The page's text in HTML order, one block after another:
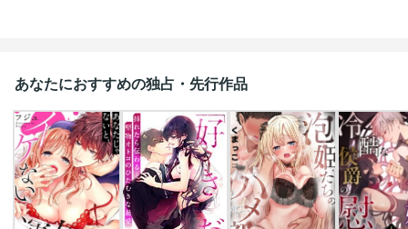
あなたにおすすめの独占・先行作品